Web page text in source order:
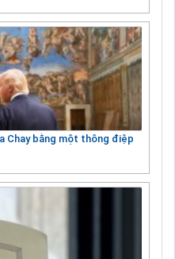
Chay bằng một thông điệp